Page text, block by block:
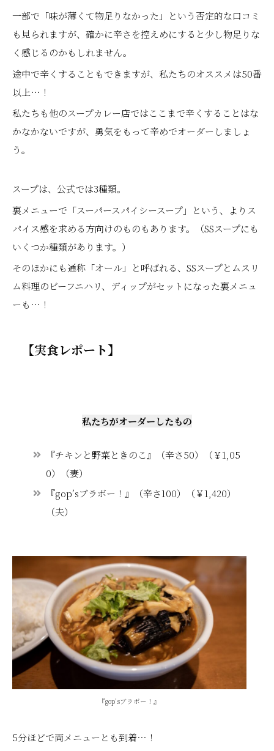
一部で「味が薄くて物足りなかった」という否定的な口コミ
も見られますが、確かに辛さを控えめにすると少し物足りな
く感じるのかもしれません。
途中で辛くすることもできますが、私たちのオススメは50番
以上…！
私たちも他のスープカレー店ではここまで辛くすることはな
かなかないですが、勇気をもって辛めでオーダーしましょ
う。
スープは、公式では3種類。
裏メニューで「スーパースパイシースープ」という、よりス
パイス感を求める方向けのものもあります。（SSスープにも
いくつか種類があります。）
そのほかにも通称「オール」と呼ばれる、SSスープとムスリ
ム料理のビーフニハリ、ディップがセットになった裏メニュ
ーも…！
【実食レポート】
私たちがオーダーしたもの
『チキンと野菜ときのこ』（辛さ50）（￥1,05
0）（妻）
『gop’sブラボー！』（辛さ100）（￥1,420）
（夫）
『gop’sブラボー！』
5分ほどで両メニューとも到着…！